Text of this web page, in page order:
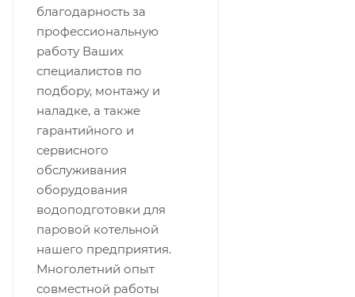
благодарность за
профессиональную
работу Ваших
специалистов по
подбору, монтажу и
наладке, а также
гарантийного и
сервисного
обслуживания
оборудования
водоподготовки для
паровой котельной
нашего предприятия.
Многолетний опыт
совместной работы